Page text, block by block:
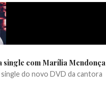
single com Marília Mendonça
do novo DVD da cantora